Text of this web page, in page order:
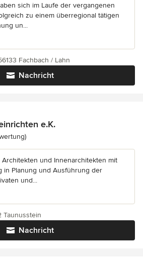
sich im Laufe der vergangenen
zu einem überregional tätigen
un...
Nachricht
Fachbach / Lahn
e.K.
5 von 5 Sternen
Architekten und Innenarchitekten mit
in Planung und Ausführung der
und...
Nachricht
Taunusstein